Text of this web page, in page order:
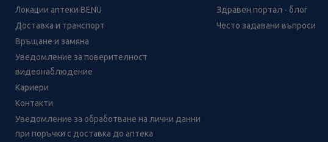
Локации аптеки BENU
Доставка и транспорт
Връщане и замяна
Уведомление за поверителност
видеонаблюдение
Кариери
Контакти
Уведомление за обработване на лични данни
при поръчки с доставка до аптека
Здравен портал - блог
Често задавани въпроси
Лесно ли се ориентираш в